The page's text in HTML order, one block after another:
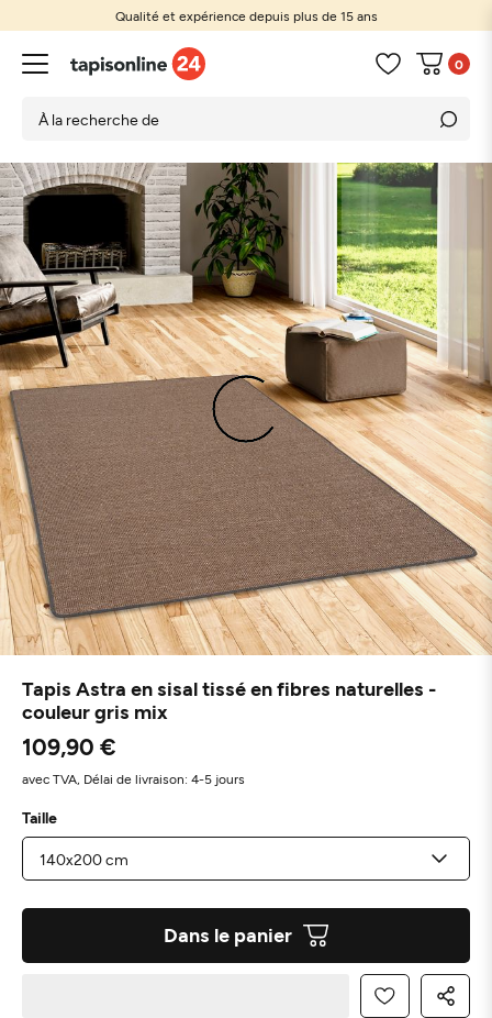
Qualité et expérience depuis plus de 15 ans
0
Tapis Astra en sisal tissé en fibres naturelles -
couleur gris mix
109,90 €
avec TVA, Délai de livraison: 4-5 jours
Taille
Dans le panier